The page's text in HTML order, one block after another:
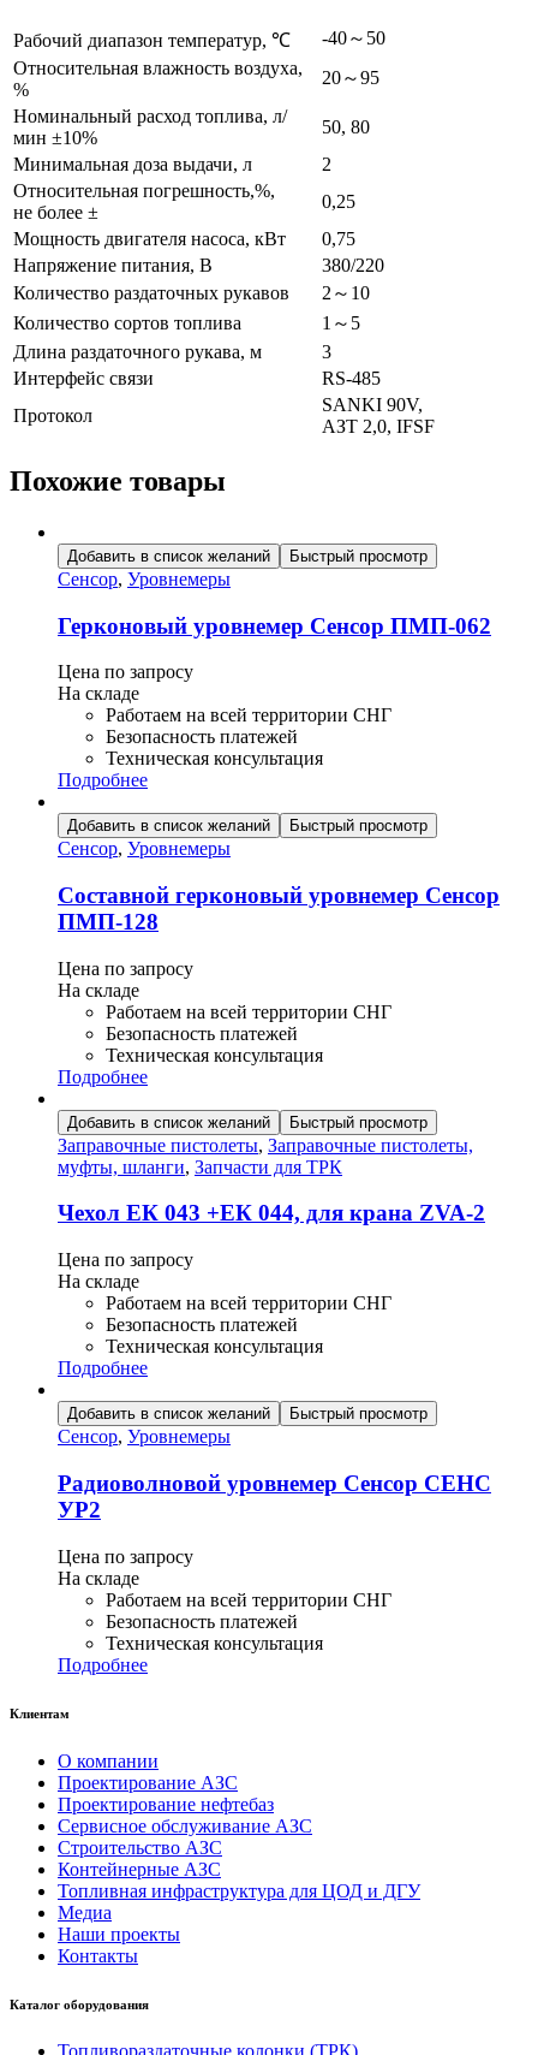
Рабочий диапазон температур, ℃
-40～50
Относительная влажность воздуха,
%
20～95
Номинальный расход топлива, л/
мин ±10%
50, 80
Минимальная доза выдачи, л
2
Относительная погрешность,%,
не более ±
0,25
Мощность двигателя насоса, кВт
0,75
Напряжение питания, В
380/220
Количество раздаточных рукавов
2～10
Количество сортов топлива
1～5
Длина раздаточного рукава, м
3
Интерфейс связи
RS-485
Протокол
SANKI 90V,
АЗТ 2,0, IFSF
Похожие товары
Добавить в список желаний Быстрый просмотр
Сенсор, Уровнемеры
Герконовый уровнемер Сенсор ПМП-062
Цена по запросу
На складе
Работаем на всей территории СНГ
Безопасность платежей
Техническая консультация
Подробнее
Добавить в список желаний Быстрый просмотр
Сенсор, Уровнемеры
Составной герконовый уровнемер Сенсор
ПМП-128
Цена по запросу
На складе
Работаем на всей территории СНГ
Безопасность платежей
Техническая консультация
Подробнее
Добавить в список желаний Быстрый просмотр
Заправочные пистолеты, Заправочные пистолеты,
муфты, шланги, Запчасти для ТРК
Чехол ЕК 043 +ЕК 044, для крана ZVA-2
Цена по запросу
На складе
Работаем на всей территории СНГ
Безопасность платежей
Техническая консультация
Подробнее
Добавить в список желаний Быстрый просмотр
Сенсор, Уровнемеры
Радиоволновой уровнемер Сенсор СЕНС
УР2
Цена по запросу
На складе
Работаем на всей территории СНГ
Безопасность платежей
Техническая консультация
Подробнее
Клиентам
О компании
Проектирование АЗС
Проектирование нефтебаз
Сервисное обслуживание АЗС
Строительство АЗС
Контейнерные АЗС
Топливная инфраструктура для ЦОД и ДГУ
Медиа
Наши проекты
Контакты
Каталог оборудования